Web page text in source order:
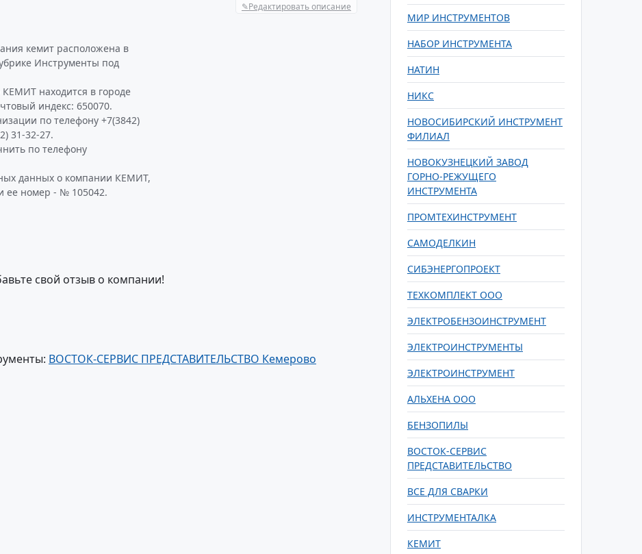
✎Редактировать описание
кемит расположена в
Инструменты под
находится в городе
индекс: 650070.
по телефону +7(3842)
31-32-27.
по телефону
данных о компании КЕМИТ,
ее номер - № 105042.
свой отзыв о компании!
ВОСТОК-СЕРВИС ПРЕДСТАВИТЕЛЬСТВО Кемерово
МИР ИНСТРУМЕНТОВ
НАБОР ИНСТРУМЕНТА
НАТИН
НИКС
НОВОСИБИРСКИЙ ИНСТРУМЕНТ
ФИЛИАЛ
НОВОКУЗНЕЦКИЙ ЗАВОД
ГОРНО-РЕЖУЩЕГО
ИНСТРУМЕНТА
ПРОМТЕХИНСТРУМЕНТ
САМОДЕЛКИН
СИБЭНЕРГОПРОЕКТ
ТЕХКОМПЛЕКТ ООО
ЭЛЕКТРОБЕНЗОИНСТРУМЕНТ
ЭЛЕКТРОИНСТРУМЕНТЫ
ЭЛЕКТРОИНСТРУМЕНТ
АЛЬХЕНА ООО
БЕНЗОПИЛЫ
ВОСТОК-СЕРВИС
ПРЕДСТАВИТЕЛЬСТВО
ВСЕ ДЛЯ СВАРКИ
ИНСТРУМЕНТАЛКА
КЕМИТ